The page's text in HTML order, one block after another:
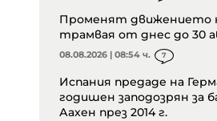
Променят движението
трамвая от днес до 30
08.08.2026 | 08:54 ч. 7
Испания предаде на
годишен заподозрян за
Аахен през 2014 г.